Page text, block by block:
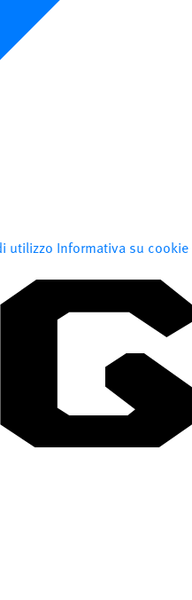
utilizzo Informativa su cookie